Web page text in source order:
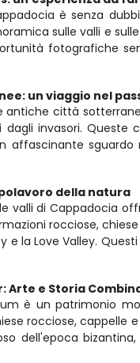
è senza
sulle valli e
fotografiche
un viaggio nel
antiche città
invasori.
affascinante
della natura
valli di Cappadocia
rocciose,
e la Love Valley.
Arte e Storia
è un patrimonio
rocciose, cappelle
dell'epoca